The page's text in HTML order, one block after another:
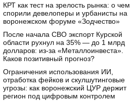
КРТ как тест на зрелость рынка: о чем
спорили девелоперы и урбанисты на
воронежском форуме «Зодчество»
После начала СВО экспорт Курской
области рухнул на 35% — до 1 млрд
долларов: из-за «Металлоинвеста».
Каков позитивный прогноз?
Ограничения использования ИИ,
отработка фейков и скулшутинговые
угрозы: как воронежский ЦУР держит
регион под цифровым контролем